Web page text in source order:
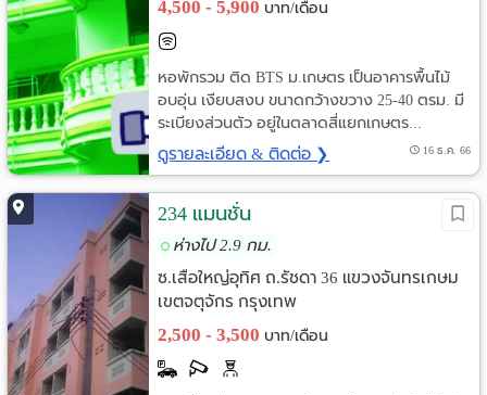
4,500 - 5,900 บาท/เดือน
หอพักรวม ติด BTS ม.เกษตร เป็นอาคารพื้นไม้
อบอุ่น เงียบสงบ ขนาดกว้างขวาง 25-40 ตรม. มี
ระเบียงส่วนตัว อยู่ในตลาดสี่แยกเกษตร...
ดูรายละเอียด & ติดต่อ ❯ 16 ธ.ค. 66
234 แมนชั่น
ห่างไป 2.9 กม.
ซ.เสือใหญ่อุทิศ ถ.รัชดา 36 แขวงจันทรเกษม
เขตจตุจักร กรุงเทพ
2,500 - 3,500 บาท/เดือน